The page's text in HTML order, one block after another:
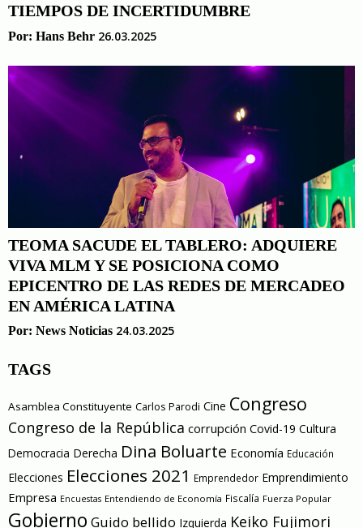
TIEMPOS DE INCERTIDUMBRE
Por: Hans Behr 26.03.2025
TEOMA SACUDE EL TABLERO: ADQUIERE
VIVA MLM Y SE POSICIONA COMO
EPICENTRO DE LAS REDES DE MERCADEO
EN AMÉRICA LATINA
Por: News Noticias 24.03.2025
TAGS
Asamblea Constituyente Carlos Parodi Cine Congreso
Congreso de la República corrupción Covid-19 Cultura
Democracia Derecha Dina Boluarte Economía Educación
Elecciones Elecciones 2021 Emprendedor Emprendimiento
Empresa Encuestas Entendiendo de Economía Fiscalía Fuerza Popular
Gobierno Guido bellido Izquierda Keiko Fujimori